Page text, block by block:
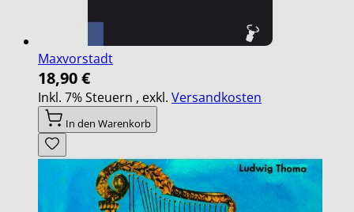
Maxvorstadt
18,90 €
Inkl. 7% Steuern , exkl. Versandkosten
In den Warenkorb